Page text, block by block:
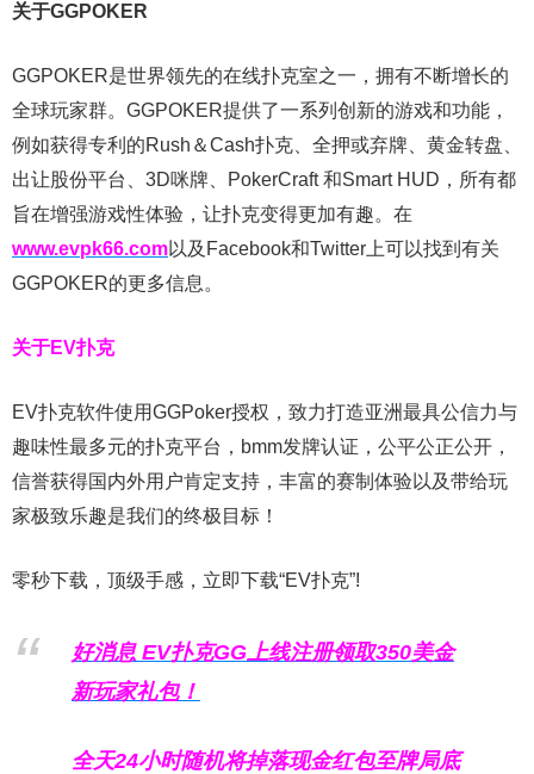
关于GGPOKER
GGPOKER是世界领先的在线扑克室之一，拥有不断增长的
全球玩家群。GGPOKER提供了一系列创新的游戏和功能，
例如获得专利的Rush＆Cash扑克、全押或弃牌、黄金转盘、
出让股份平台、3D咪牌、PokerCraft 和Smart HUD，所有都
旨在增强游戏性体验，让扑克变得更加有趣。在
www.evpk66.com以及Facebook和Twitter上可以找到有关
GGPOKER的更多信息。
关于EV扑克
EV扑克软件使用GGPoker授权，致力打造亚洲最具公信力与
趣味性最多元的扑克平台，bmm发牌认证，公平公正公开，
信誉获得国内外用户肯定支持，丰富的赛制体验以及带给玩
家极致乐趣是我们的终极目标！
零秒下载，顶级手感，立即下载“EV扑克”!
好消息 EV扑克GG上线注册领取350美金
新玩家礼包！
全天24小时随机将掉落现金红包至牌局底